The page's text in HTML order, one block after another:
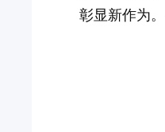
彰显新作为